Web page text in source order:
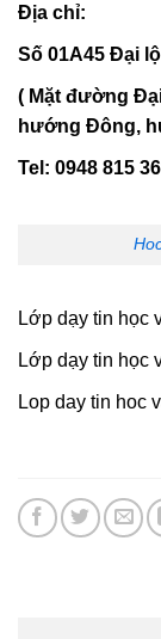
Địa chỉ:
Số 01A45 Đại
( Mặt đường
hướng Đông,
Tel: 0948 815
Lớp dạy tin học
Lớp dạy tin học
Lop day tin hoc